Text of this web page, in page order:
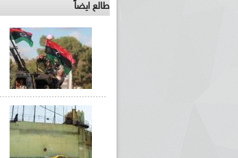
طالع ايضاً